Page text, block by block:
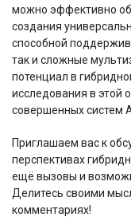
можно эффективно
создания
способной
так и сложные
потенциал в
исследования в этой
совершенных систем
Приглашаем вас к
перспективах
ещё вызовы и
Делитесь своими
комментариях!